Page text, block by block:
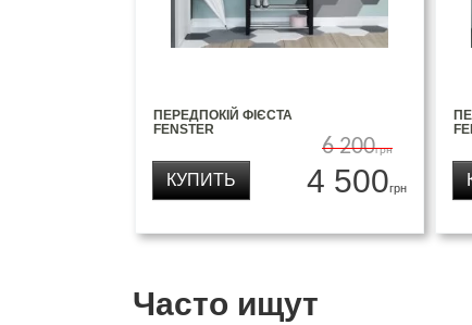
ПЕРЕДПОКІЙ ФІЄСТА
FENSTER
6 200грн
4 500грн
КУПИТЬ
Часто ищут